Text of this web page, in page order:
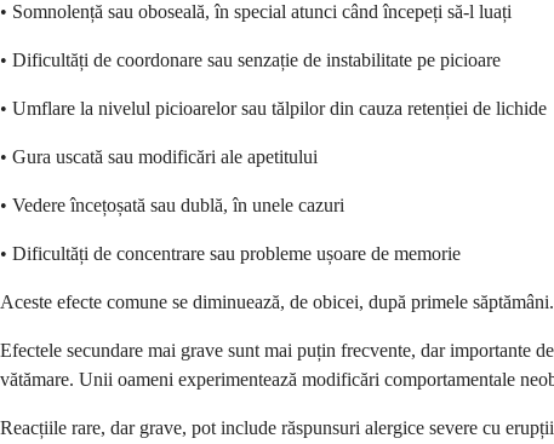
• Somnolență sau oboseală, în special atunci când începeți să-l luați
• Dificultăți de coordonare sau senzație de instabilitate pe picioare
• Umflare la nivelul picioarelor sau tălpilor din cauza retenției de lichide
• Gura uscată sau modificări ale apetitului
• Vedere încețoșată sau dublă, în unele cazuri
• Dificultăți de concentrare sau probleme ușoare de memorie
Aceste efecte comune se diminuează, de obicei, după primele
Efectele secundare mai grave sunt mai puțin frecvente, dar importante
vătămare. Unii oameni experimentează modificări comportamentale
Reacțiile rare, dar grave, pot include răspunsuri alergice severe cu